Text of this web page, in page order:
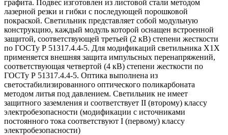
графита. Подвес изготовлен из листовой стали методом
лазерной резки и гибки с последующей порошковой
покраской. Светильник представляет собой модульную
конструкцию, каждый модуль которой оснащен встроенной
защитой, соответствующей третьей (2 кВ) степени жесткости
по ГОСТу Р 51317.4.4-5. Для модификаций светильника Х1Х
применяется внешняя защита импульсных перенапряжений,
соответствующая четвертой (4 кВ) степени жесткости по
ГОСТу Р 51317.4.4-5. Оптика выполнена из
светостабилизированного оптического поликарбоната
методом литья под давлением. Светильник не имеет
защитного заземления и соответствует II (второму) классу
электробезопасности (модификации с источниками
постоянного тока соответствуют I (первому) классу
электробезопасности)